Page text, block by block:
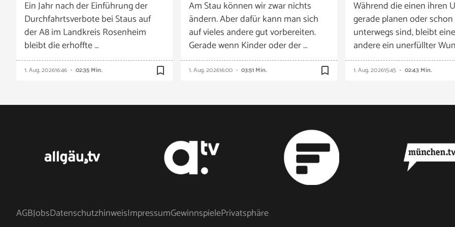
Ein Jahr nach der Einführung der
Durchfahrtsverbote bei Staus auf
der A8 im Landkreis Rosenheim
bleibt die erhoffte …
1. Aug. 202616:46 02:35 Min. bookmark_border
Am Stau können wir zwar nichts
ändern. Aber dafür kann man sich
auf vieles andere gut vorbereiten.
Gerade wenn Kinder oder der …
1. Aug. 202616:00 03:51 Min. bookmark_border
Während die einen ihren
gerade planen oder schon
unterwegs sind, bleibt
andere ein unerfüllter
1. Aug. 202615:45 02:43 Min.
AGBJobsDatenschutzhinweisImpressumGewinnspielePrivatsphäre